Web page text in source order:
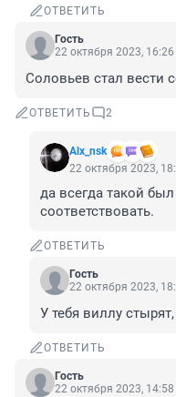
ОТВЕТИТЬ
Гость
22 октября 2023, 16:26
Соловьев стал вести
ОТВЕТИТЬ 2
Alx_nsk
22 октября 2023,
да всегда такой
соответствовать.
ОТВЕТИТЬ
Гость
22 октября 2023,
У тебя виллу
ОТВЕТИТЬ
Гость
22 октября 2023, 14:58